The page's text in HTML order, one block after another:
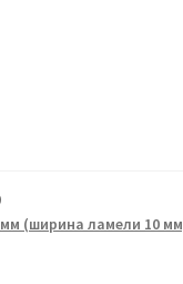
мм (ширина ламели 10